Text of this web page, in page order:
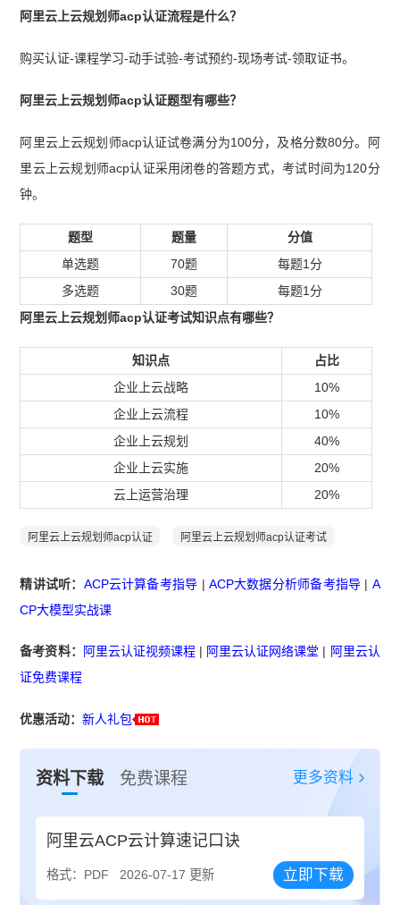
阿里云上云规划师acp认证流程是什么？
购买认证-课程学习-动手试验-考试预约-现场考试-领取证书。
阿里云上云规划师acp认证题型有哪些？
阿里云上云规划师acp认证试卷满分为100分，及格分数80分。阿
里云上云规划师acp认证采用闭卷的答题方式，考试时间为120分
钟。
题型 题量
分值
单选题
70题
每题1分
多选题
30题
每题1分
阿里云上云规划师acp认证考试知识点有哪些？
知识点
占比
企业上云战略
10%
企业上云流程
10%
企业上云规划
40%
企业上云实施
20%
云上运营治理
20%
阿里云上云规划师acp认证 阿里云上云规划师acp认证考试
精讲试听： ACP云计算备考指导 | ACP大数据分析师备考指导 | A
CP大模型实战课
备考资料： 阿里云认证视频课程| 阿里云认证网络课堂 | 阿里云认
证免费课程
优惠活动：新人礼包
资料下载 免费课程 更多资料
阿里云ACP云计算速记口诀
格式：PDF 2026-07-17 更新 立即下载